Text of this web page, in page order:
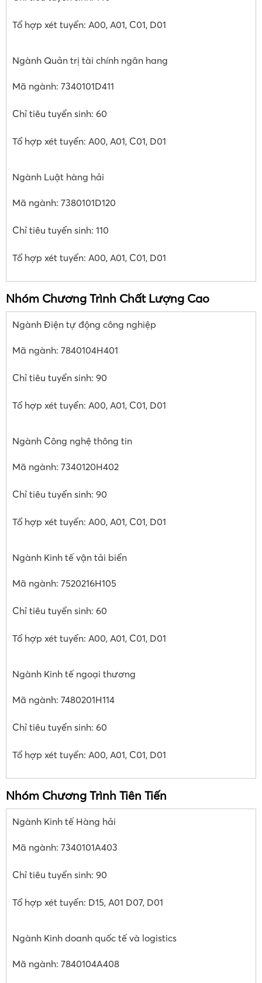
Tổ hợp xét tuyển: A00, A01, C01, D01
Ngành Quản trị tài chính ngân hang
Mã ngành: 7340101D411
Chỉ tiêu tuyển sinh: 60
Tổ hợp xét tuyển: A00, A01, C01, D01
Ngành Luật hàng hải
Mã ngành: 7380101D120
Chỉ tiêu tuyển sinh: 110
Tổ hợp xét tuyển: A00, A01, C01, D01
Nhóm Chương Trình Chất Lượng Cao
Ngành Điện tự động công nghiệp
Mã ngành: 7840104H401
Chỉ tiêu tuyển sinh: 90
Tổ hợp xét tuyển: A00, A01, C01, D01
Ngành Công nghệ thông tin
Mã ngành: 7340120H402
Chỉ tiêu tuyển sinh: 90
Tổ hợp xét tuyển: A00, A01, C01, D01
Ngành Kinh tế vận tải biển
Mã ngành: 7520216H105
Chỉ tiêu tuyển sinh: 60
Tổ hợp xét tuyển: A00, A01, C01, D01
Ngành Kinh tế ngoại thương
Mã ngành: 7480201H114
Chỉ tiêu tuyển sinh: 60
Tổ hợp xét tuyển: A00, A01, C01, D01
Nhóm Chương Trình Tiên Tiến
Ngành Kinh tế Hàng hải
Mã ngành: 7340101A403
Chỉ tiêu tuyển sinh: 90
Tổ hợp xét tuyển: D15, A01 D07, D01
Ngành Kinh doanh quốc tế và logistics
Mã ngành: 7840104A408